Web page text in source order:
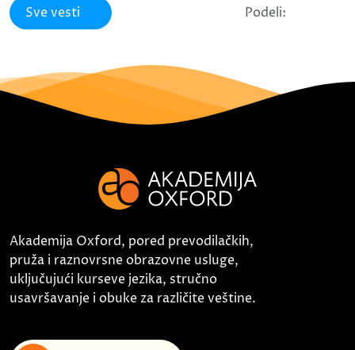
Sve vesti Podeli:
Akademija Oxford, pored prevodilačkih,
pruža i raznovrsne obrazovne usluge,
uključujući kurseve jezika, stručno
usavršavanje i obuke za različite veštine.